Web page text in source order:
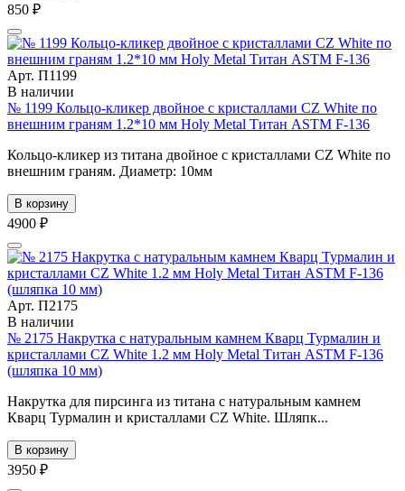
850 ₽
Арт. П1199
В наличии
№ 1199 Кольцо-кликер двойное с кристаллами CZ White по
внешним граням 1.2*10 мм Holy Metal Титан ASTM F-136
Кольцо-кликер из титана двойное с кристаллами CZ White по
внешним граням. Диаметр: 10мм
В корзину
4900 ₽
Арт. П2175
В наличии
№ 2175 Накрутка с натуральным камнем Кварц Турмалин и
кристаллами CZ White 1.2 мм Holy Metal Титан ASTM F-136
(шляпка 10 мм)
Накрутка для пирсинга из титана с натуральным камнем
Кварц Турмалин и кристаллами CZ White. Шляпк...
В корзину
3950 ₽